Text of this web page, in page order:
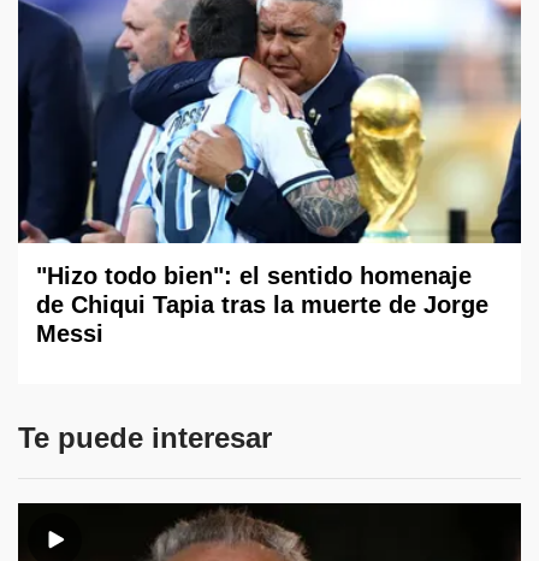
"Hizo todo bien": el sentido homenaje
de Chiqui Tapia tras la muerte de Jorge
Messi
Te puede interesar